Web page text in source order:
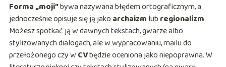
Forma „moji”bywa nazywana błędem ortograficznym, a
jednocześnie opisuje się ją jako archaizm lub regionalizm.
Możesz spotkać ją w dawnych tekstach, gwarze albo
stylizowanych dialogach, ale w wypracowaniu, mailu do
przełożonego czy w CVbędzie oceniona jako niepoprawna. W